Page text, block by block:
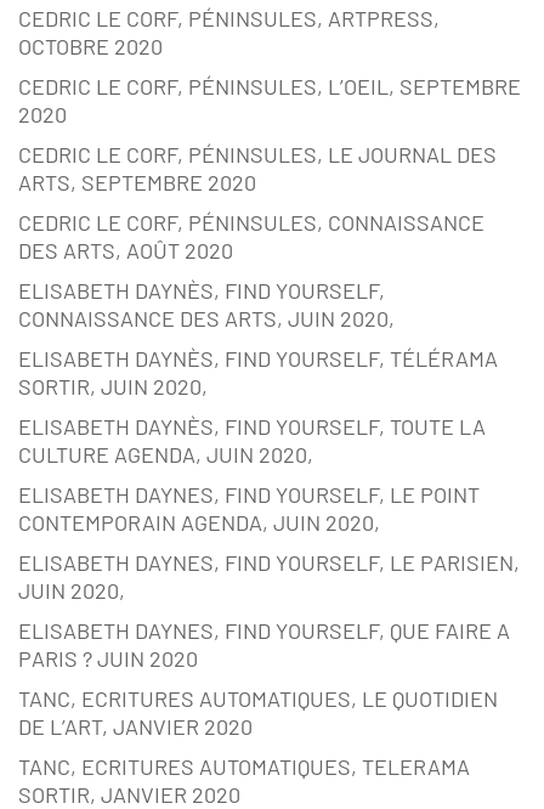
CEDRIC LE CORF, PÉNINSULES, ARTPRESS,
OCTOBRE 2020
CEDRIC LE CORF, PÉNINSULES, L’OEIL, SEPTEMBRE
2020
CEDRIC LE CORF, PÉNINSULES, LE JOURNAL DES
ARTS, SEPTEMBRE 2020
CEDRIC LE CORF, PÉNINSULES, CONNAISSANCE
DES ARTS, AOÛT 2020
ELISABETH DAYNÈS, FIND YOURSELF,
CONNAISSANCE DES ARTS, JUIN 2020,
ELISABETH DAYNÈS, FIND YOURSELF, TÉLÉRAMA
SORTIR, JUIN 2020,
ELISABETH DAYNÈS, FIND YOURSELF, TOUTE LA
CULTURE AGENDA, JUIN 2020,
ELISABETH DAYNES, FIND YOURSELF, LE POINT
CONTEMPORAIN AGENDA, JUIN 2020,
ELISABETH DAYNES, FIND YOURSELF, LE PARISIEN,
JUIN 2020,
ELISABETH DAYNES, FIND YOURSELF, QUE FAIRE A
PARIS ? JUIN 2020
TANC, ECRITURES AUTOMATIQUES, LE QUOTIDIEN
DE L’ART, JANVIER 2020
TANC, ECRITURES AUTOMATIQUES, TELERAMA
SORTIR, JANVIER 2020